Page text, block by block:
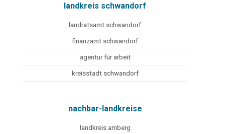
landkreis schwandorf
landratsamt schwandorf
finanzamt schwandorf
agentur für arbeit
kreisstadt schwandorf
nachbar-landkreise
landkreis amberg